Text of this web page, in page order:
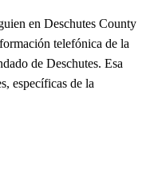
en Deschutes County
telefónica de la
de Deschutes. Esa
específicas de la